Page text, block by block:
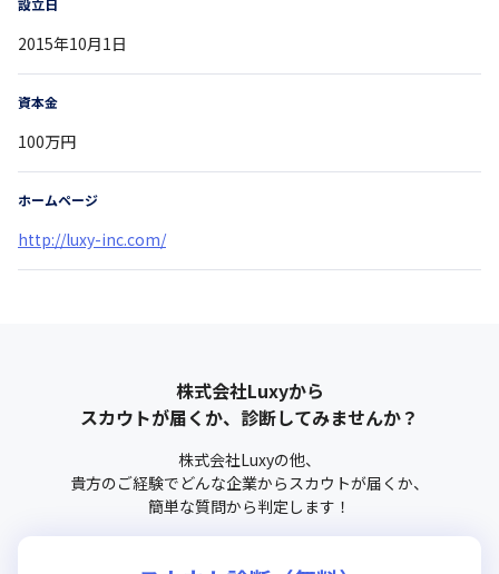
2015年10月1日
資本金
100万円
ホームページ
http://luxy-inc.com/
株式会社Luxyから
スカウトが届くか、診断してみませんか？
株式会社Luxyの他、
貴方のご経験でどんな企業からスカウトが届くか、
簡単な質問から判定します！